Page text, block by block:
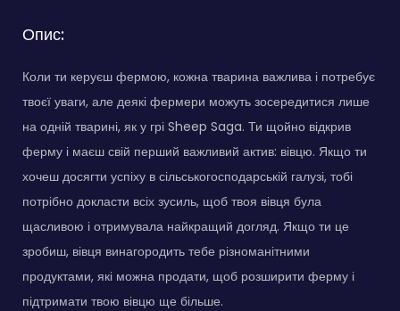
Опис:
Коли ти керуєш фермою, кожна тварина важлива і потребує
твоєї уваги, але деякі фермери можуть зосередитися лише
на одній тварині, як у грі Sheep Saga. Ти щойно відкрив
ферму і маєш свій перший важливий актив: вівцю. Якщо ти
хочеш досягти успіху в сільськогосподарській галузі, тобі
потрібно докласти всіх зусиль, щоб твоя вівця була
щасливою і отримувала найкращий догляд. Якщо ти це
зробиш, вівця винагородить тебе різноманітними
продуктами, які можна продати, щоб розширити ферму і
підтримати твою вівцю ще більше.